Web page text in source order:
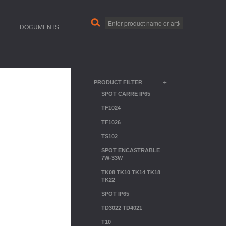
DOCUMENTS
PRODUCT FILTER +
SPOT CARRE IP65
TF1024
TF1026
TS102
SPOT ENCASTRABLE
7W-33W
TK08 TK10 TK14 TK18
TK22
SPOT IP65
TD3022 TD4021
T10